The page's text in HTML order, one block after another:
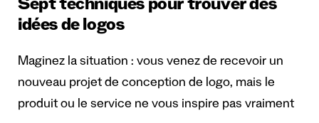
Sept techniques pour trouver des
idées de logos
Maginez la situation : vous venez de recevoir un
nouveau projet de conception de logo, mais le
produit ou le service ne vous inspire pas vraiment